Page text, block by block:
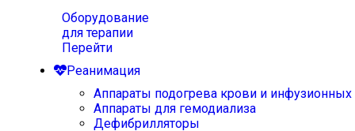
Оборудование
для терапии
Перейти
Реанимация
Аппараты подогрева крови и инфузионных
Аппараты для гемодиализа
Дефибрилляторы